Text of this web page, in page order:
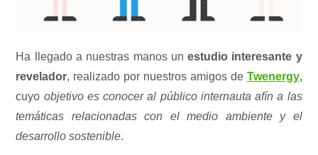
Ha llegado a nuestras manos unestudio interesante y
revelador, realizado por nuestros amigos de Twenergy,
cuyo objetivo es conocer al público internauta afín a las
temáticas relacionadas con el medio ambiente y el
desarrollo sostenible.